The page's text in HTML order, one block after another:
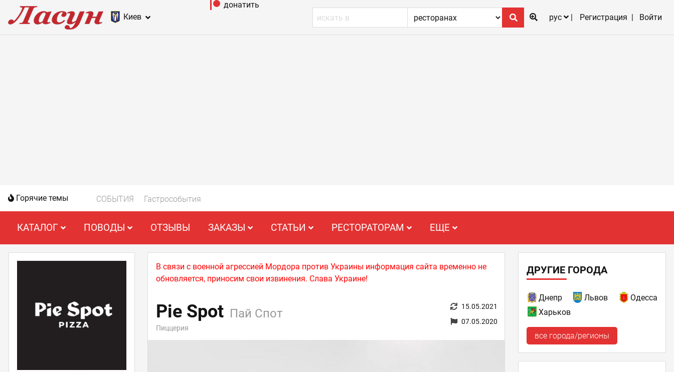
Киев
донатить
рус
Регистрация Войти
Горячие темы СОБЫТИЯ Гастрособытия
КАТАЛОГ ПОВОДЫ ОТЗЫВЫ ЗАКАЗЫ СТАТЬИ РЕСТОРАТОРАМ ЕЩЕ
В связи с военной агрессией Мордора против Украины информация сайта временно не
обновляется, приносим свои извинения. Слава Украине!
Pie Spot Пай Спот
Пиццерия
15.05.2021
07.05.2020
ДРУГИЕ ГОРОДА
Днепр Львов
Одесса
Харьков
все города/регионы